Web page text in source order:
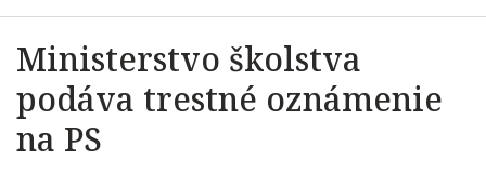
Ministerstvo školstva
podáva trestné oznámenie
na PS